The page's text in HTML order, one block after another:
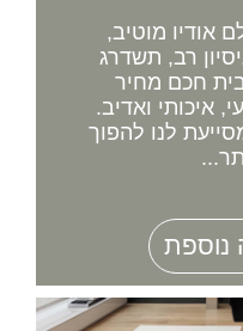
אודיו מוטיב,
רב, תשדרג
חכם מחיר
איכותי ואדיב.
לנו להפוך
נוספת